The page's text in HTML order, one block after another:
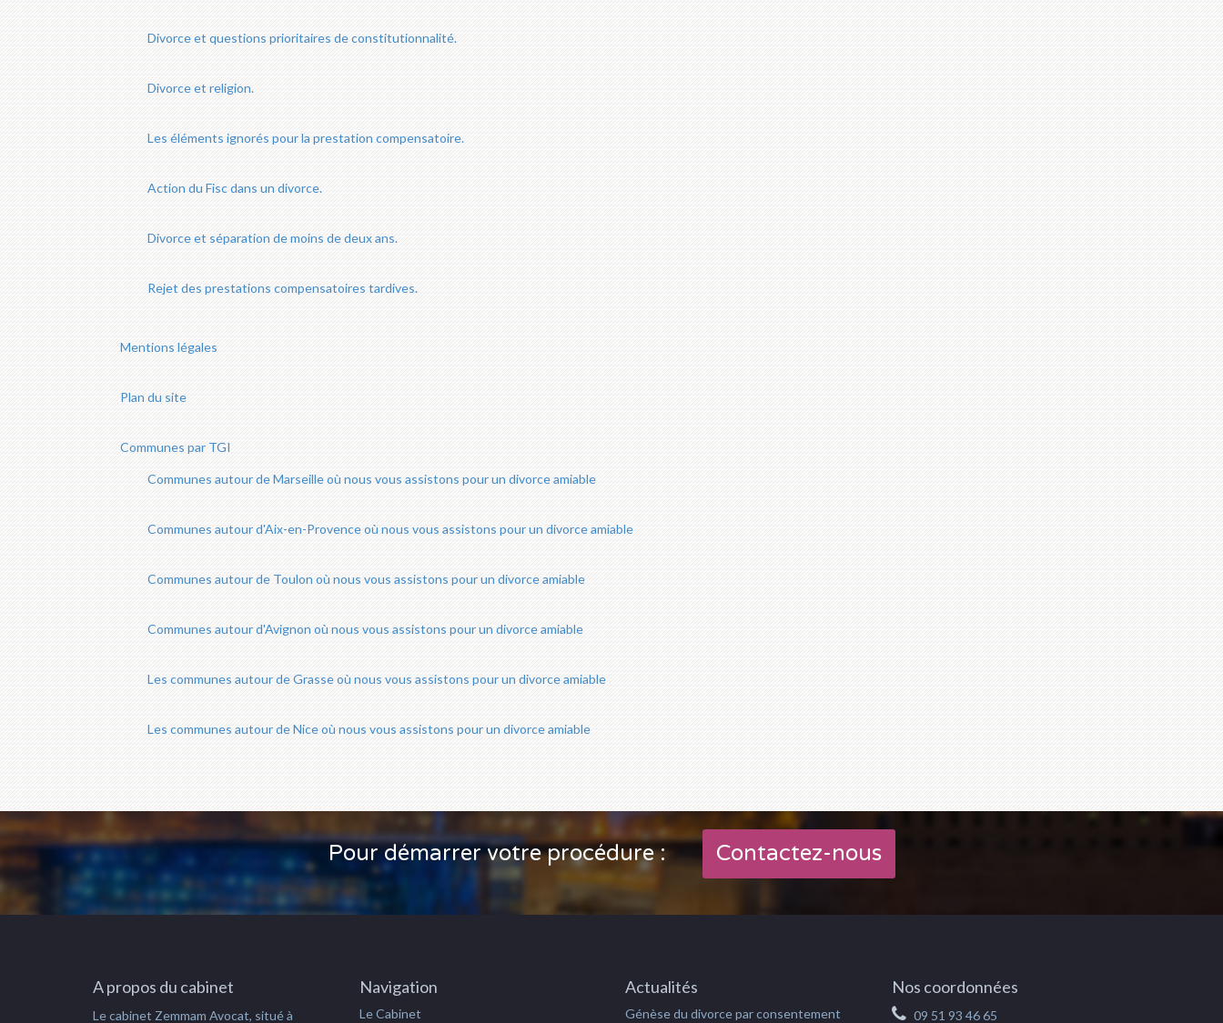
Divorce et questions prioritaires de constitutionnalité.
Divorce et religion.
Les éléments ignorés pour la prestation compensatoire.
Action du Fisc dans un divorce.
Divorce et séparation de moins de deux ans.
Rejet des prestations compensatoires tardives.
Mentions légales
Plan du site
Communes par TGI
Communes autour de Marseille où nous vous assistons pour un divorce amiable
Communes autour d'Aix-en-Provence où nous vous assistons pour un divorce amiable
Communes autour de Toulon où nous vous assistons pour un divorce amiable
Communes autour d'Avignon où nous vous assistons pour un divorce amiable
Les communes autour de Grasse où nous vous assistons pour un divorce amiable
Les communes autour de Nice où nous vous assistons pour un divorce amiable
Pour démarrer votre procédure : Contactez-nous
A propos du cabinet
Le cabinet Zemmam Avocat, situé à
Navigation
Le Cabinet
Actualités
Génèse du divorce par consentement
Nos coordonnées
09 51 93 46 65